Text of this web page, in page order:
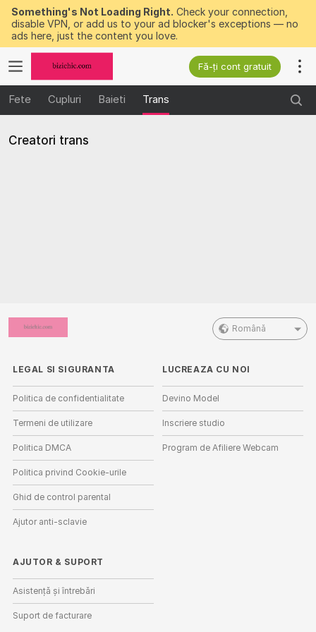
Something's Not Loading Right. Check your connection,
disable VPN, or add us to your ad blocker's exceptions — no
ads here, just the content you love.
Fă-ți cont gratuit
Fete Cupluri Baieti Trans
Creatori trans
Română
LEGAL SI SIGURANTA
Politica de confidentialitate
Termeni de utilizare
Politica DMCA
Politica privind Cookie-urile
Ghid de control parental
Ajutor anti-sclavie
LUCREAZA CU NOI
Devino Model
Inscriere studio
Program de Afiliere Webcam
AJUTOR & SUPORT
Asistență și întrebări
Suport de facturare